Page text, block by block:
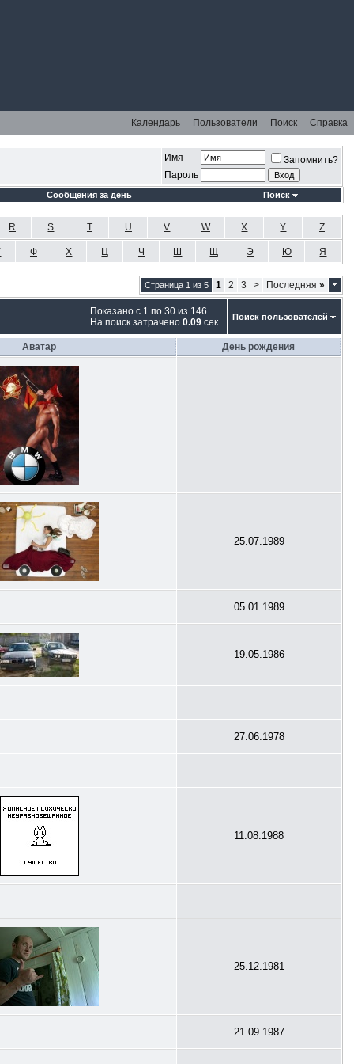
Календарь Пользователи Поиск Справка
Имя
Запомнить?
Пароль
Сообщения за день Поиск
R S T U V W X Y Z
Ф Х Ц Ч Ш Щ Э Ю Я
Страница 1 из 5 1 2 3 > Последняя»
Показано с 1 по 30 из 146.
На поиск затрачено0.09 сек. Поиск пользователей
Аватар День рождения
25.07.1989
05.01.1989
19.05.1986
27.06.1978
11.08.1988
25.12.1981
21.09.1987